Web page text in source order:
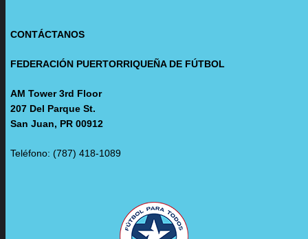
CONTÁCTANOS
FEDERACIÓN PUERTORRIQUEÑA DE FÚTBOL
AM Tower 3rd Floor
207 Del Parque St.
San Juan, PR 00912
Teléfono: (787) 418-1089